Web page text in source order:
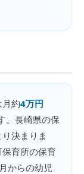
約4万円
。 長崎県の保
決まりま
育所の保育
からの幼児